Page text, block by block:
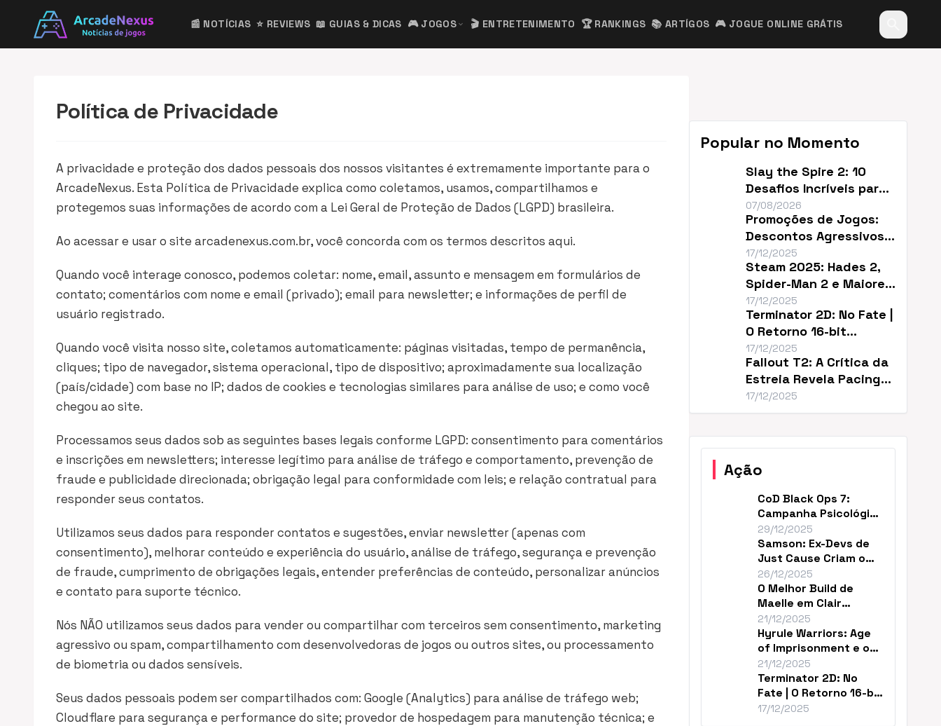
📰 NOTÍCIAS ⭐ REVIEWS 📖 GUIAS & DICAS 🎮 JOGOS expand_more 🎬 ENTRETENIMENTO 🏆 RANKINGS 📚 ARTÍGOS 🎮 JOGUE ONLINE GRÁTIS
Política de Privacidade
A privacidade e proteção dos dados pessoais dos nossos visitantes é extremamente importante para o
ArcadeNexus. Esta Política de Privacidade explica como coletamos, usamos, compartilhamos e
protegemos suas informações de acordo com a Lei Geral de Proteção de Dados (LGPD) brasileira.
Ao acessar e usar o site arcadenexus.com.br, você concorda com os termos descritos aqui.
Quando você interage conosco, podemos coletar: nome, email, assunto e mensagem em formulários de
contato; comentários com nome e email (privado); email para newsletter; e informações de perfil de
usuário registrado.
Quando você visita nosso site, coletamos automaticamente: páginas visitadas, tempo de permanência,
cliques; tipo de navegador, sistema operacional, tipo de dispositivo; aproximadamente sua localização
(país/cidade) com base no IP; dados de cookies e tecnologias similares para análise de uso; e como você
chegou ao site.
Processamos seus dados sob as seguintes bases legais conforme LGPD: consentimento para comentários
e inscrições em newsletters; interesse legítimo para análise de tráfego e comportamento, prevenção de
fraude e publicidade direcionada; obrigação legal para conformidade com leis; e relação contratual para
responder seus contatos.
Utilizamos seus dados para responder contatos e sugestões, enviar newsletter (apenas com
consentimento), melhorar conteúdo e experiência do usuário, análise de tráfego, segurança e prevenção
de fraude, cumprimento de obrigações legais, entender preferências de conteúdo, personalizar anúncios
e contato para suporte técnico.
Nós NÃO utilizamos seus dados para vender ou compartilhar com terceiros sem consentimento, marketing
agressivo ou spam, compartilhamento com desenvolvedoras de jogos ou outros sites, ou processamento
de biometria ou dados sensíveis.
Seus dados pessoais podem ser compartilhados com: Google (Analytics) para análise de tráfego web;
Cloudflare para segurança e performance do site; provedor de hospedagem para manutenção técnica; e
Popular no Momento
Slay the Spire 2: 10
Desafios Incríveis para
Renovar o Jogo
07/08/2026
Promoções de Jogos:
Descontos Agressivos e
Sem Filler
17/12/2025
Steam 2025: Hades 2,
Spider-Man 2 e Maiores
Descontos do Ano
17/12/2025
Terminator 2D: No Fate |
O Retorno 16-bit
Perfeito de T2
17/12/2025
Fallout T2: A Crítica da
Estreia Revela Pacing
Lento
17/12/2025
Ação
CoD Black Ops 7:
Campanha Psicológica
e Continuidade em
2035
29/12/2025
Samson: Ex-Devs de
Just Cause Criam o
‘Mad Max…Payne’
26/12/2025
O Melhor Build de
Maelle em Clair
Obscur (DPS Máximo)
21/12/2025
Hyrule Warriors: Age
of Imprisonment e o
Cânone de Zelda
21/12/2025
Terminator 2D: No
Fate | O Retorno 16-bit
Perfeito de T2
17/12/2025